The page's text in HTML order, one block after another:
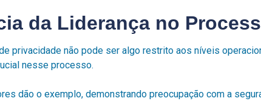
da Liderança no
privacidade não pode ser algo restrito aos níveis
nesse processo.
dão o exemplo, demonstrando preocupação com a